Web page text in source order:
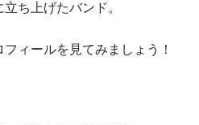
ち上げたバンド。
ィールを見てみましょう！